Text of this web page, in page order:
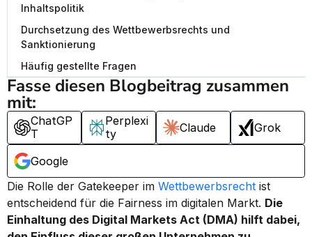
Inhaltspolitik
Durchsetzung des Wettbewerbsrechts und
Sanktionierung
Häufig gestellte Fragen
Fasse diesen Blogbeitrag zusammen
mit:
ChatGP
T
Perplexi
ty
Claude Grok
Google
Die Rolle der Gatekeeper im Wettbewerbsrecht ist
entscheidend für die Fairness im digitalen Markt. Die
Einhaltung des Digital Markets Act (DMA) hilft dabei,